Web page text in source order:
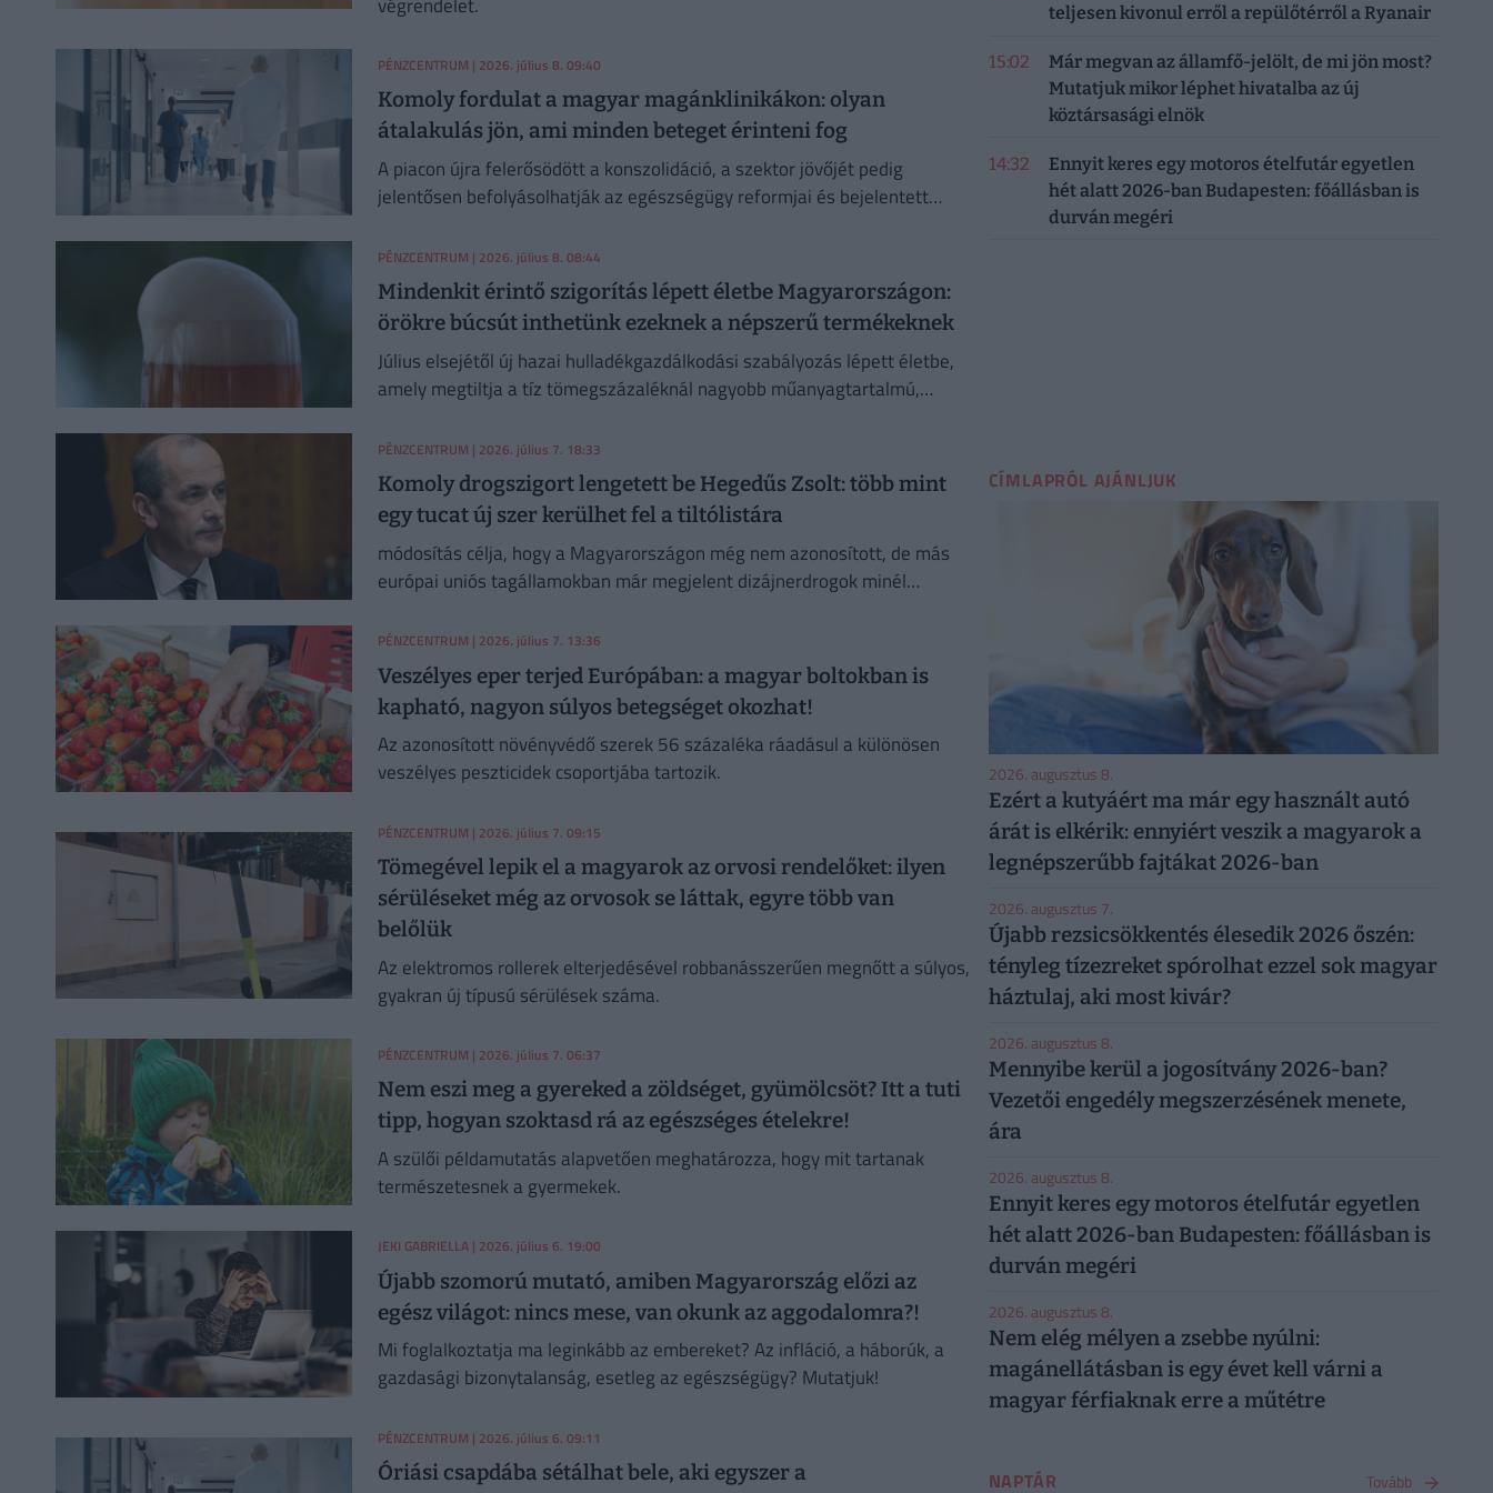
PÉNZCENTRUM | 2026. július 8. 09:40
Komoly fordulat a magyar magánklinikákon: olyan
átalakulás jön, ami minden beteget érinteni fog
A piacon újra felerősödött a konszolidáció, a szektor jövőjét pedig
jelentősen befolyásolhatják az egészségügy reformjai és bejelentett
PÉNZCENTRUM | 2026. július 8. 08:44
Mindenkit érintő szigorítás lépett életbe Magyarországon:
örökre búcsút inthetünk ezeknek a népszerű termékeknek
Július elsejétől új hazai hulladékgazdálkodási szabályozás lépett életbe,
amely megtiltja a tíz tömegszázaléknál nagyobb műanyagtartalmú,
PÉNZCENTRUM | 2026. július 7. 18:33
Komoly drogszigort lengetett be Hegedűs Zsolt: több mint
egy tucat új szer kerülhet fel a tiltólistára
módosítás célja, hogy a Magyarországon még nem azonosított, de más
európai uniós tagállamokban már megjelent dizájnerdrogok minél
PÉNZCENTRUM | 2026. július 7. 13:36
Veszélyes eper terjed Európában: a magyar boltokban is
kapható, nagyon súlyos betegséget okozhat!
Az azonosított növényvédő szerek 56 százaléka ráadásul a különösen
veszélyes peszticidek csoportjába tartozik.
PÉNZCENTRUM | 2026. július 7. 09:15
Tömegével lepik el a magyarok az orvosi rendelőket: ilyen
sérüléseket még az orvosok se láttak, egyre több van
belőlük
Az elektromos rollerek elterjedésével robbanásszerűen megnőtt a súlyos,
gyakran új típusú sérülések száma.
PÉNZCENTRUM | 2026. július 7. 06:37
Nem eszi meg a gyereked a zöldséget, gyümölcsöt? Itt a tuti
tipp, hogyan szoktasd rá az egészséges ételekre!
A szülői példamutatás alapvetően meghatározza, hogy mit tartanak
természetesnek a gyermekek.
JEKI GABRIELLA | 2026. július 6. 19:00
Újabb szomorú mutató, amiben Magyarország előzi az
egész világot: nincs mese, van okunk az aggodalomra?!
Mi foglalkoztatja ma leginkább az embereket? Az infláció, a háborúk, a
gazdasági bizonytalanság, esetleg az egészségügy? Mutatjuk!
PÉNZCENTRUM | 2026. július 6. 09:11
Óriási csapdába sétálhat bele, aki egyszer a
teljesen kivonul erről a repülőtérről a Ryanair
15:02
Már megvan az államfő-jelölt, de mi jön most?
Mutatjuk mikor léphet hivatalba az új
köztársasági elnök
14:32
Ennyit keres egy motoros ételfutár egyetlen
hét alatt 2026-ban Budapesten: főállásban is
durván megéri
CÍMLAPRÓL AJÁNLJUK
2026. augusztus 8.
Ezért a kutyáért ma már egy használt autó
árát is elkérik: ennyiért veszik a magyarok a
legnépszerűbb fajtákat 2026-ban
2026. augusztus 7.
Újabb rezsicsökkentés élesedik 2026 őszén:
tényleg tízezreket spórolhat ezzel sok magyar
háztulaj, aki most kivár?
2026. augusztus 8.
Mennyibe kerül a jogosítvány 2026-ban?
Vezetői engedély megszerzésének menete,
ára
2026. augusztus 8.
Ennyit keres egy motoros ételfutár egyetlen
hét alatt 2026-ban Budapesten: főállásban is
durván megéri
2026. augusztus 8.
Nem elég mélyen a zsebbe nyúlni:
magánellátásban is egy évet kell várni a
magyar férfiaknak erre a műtétre
NAPTÁR Tovább